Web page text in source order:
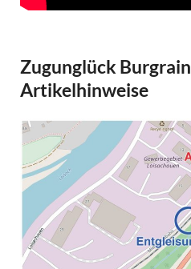
Zugunglück Burgrain
Artikelhinweise